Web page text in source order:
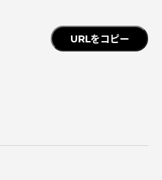
URLをコピー